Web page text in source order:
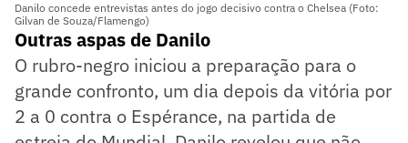
Danilo concede entrevistas antes do jogo decisivo contra o Chelsea (Foto:
Gilvan de Souza/Flamengo)
Outras aspas de Danilo
O rubro-negro iniciou a preparação para o
grande confronto, um dia depois da vitória por
2 a 0 contra o Espérance, na partida de